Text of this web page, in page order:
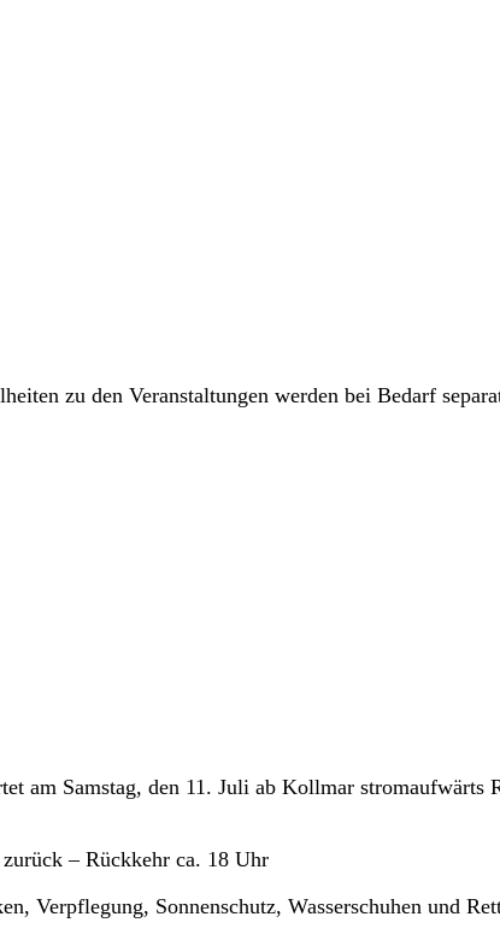
zu den Veranstaltungen werden bei Bedarf
am Samstag, den 11. Juli ab Kollmar stromaufwärts
– Rückkehr ca. 18 Uhr
Sonnenschutz, Wasserschuhen und